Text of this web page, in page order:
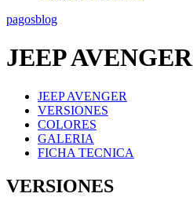
pagosblog
JEEP AVENGER
JEEP AVENGER
VERSIONES
COLORES
GALERIA
FICHA TECNICA
VERSIONES